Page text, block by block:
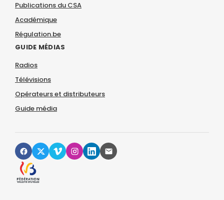
Publications du CSA
Académique
Régulation.be
GUIDE MÉDIAS
Radios
Télévisions
Opérateurs et distributeurs
Guide média